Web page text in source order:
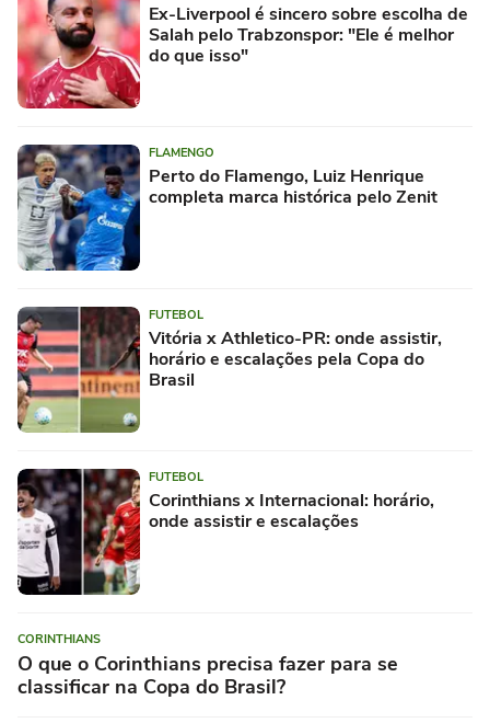
Ex-Liverpool é sincero sobre escolha de
Salah pelo Trabzonspor: "Ele é melhor
do que isso"
FLAMENGO
Perto do Flamengo, Luiz Henrique
completa marca histórica pelo Zenit
FUTEBOL
Vitória x Athletico-PR: onde assistir,
horário e escalações pela Copa do
Brasil
FUTEBOL
Corinthians x Internacional: horário,
onde assistir e escalações
CORINTHIANS
O que o Corinthians precisa fazer para se
classificar na Copa do Brasil?